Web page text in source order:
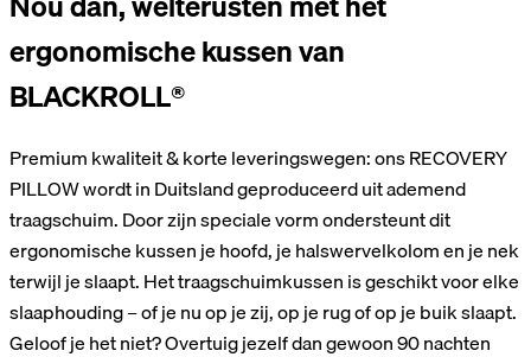
ergonomische kussen van
BLACKROLL®
Premium kwaliteit & korte leveringswegen: ons RECOVERY
PILLOW wordt in Duitsland geproduceerd uit ademend
traagschuim. Door zijn speciale vorm ondersteunt dit
ergonomische kussen je hoofd, je halswervelkolom en je nek
terwijl je slaapt. Het traagschuimkussen is geschikt voor elke
slaaphouding – of je nu op je zij, op je rug of op je buik slaapt.
Geloof je het niet? Overtuig jezelf dan gewoon 90 nachten